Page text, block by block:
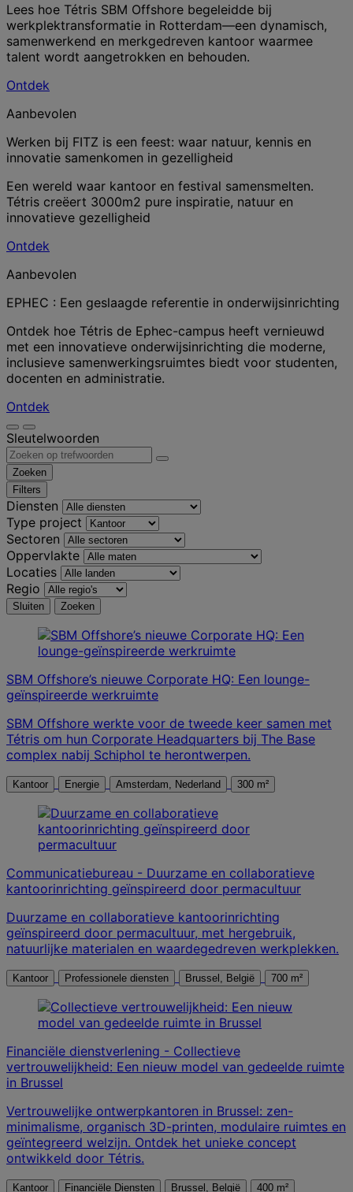
Lees hoe Tétris SBM Offshore begeleidde bij
werkplektransformatie in Rotterdam—een dynamisch,
samenwerkend en merkgedreven kantoor waarmee
talent wordt aangetrokken en behouden.
Ontdek
Aanbevolen
Werken bij FITZ is een feest: waar natuur, kennis en
innovatie samenkomen in gezelligheid
Een wereld waar kantoor en festival samensmelten.
Tétris creëert 3000m2 pure inspiratie, natuur en
innovatieve gezelligheid
Ontdek
Aanbevolen
EPHEC : Een geslaagde referentie in onderwijsinrichting
Ontdek hoe Tétris de Ephec-campus heeft vernieuwd
met een innovatieve onderwijsinrichting die moderne,
inclusieve samenwerkingsruimtes biedt voor studenten,
docenten en administratie.
Ontdek
Sleutelwoorden
Zoeken
Filters
Diensten
Type project
Sectoren
Oppervlakte
Locaties
Regio
Sluiten Zoeken
SBM Offshore’s nieuwe Corporate HQ: Een lounge-
geïnspireerde werkruimte
SBM Offshore werkte voor de tweede keer samen met
Tétris om hun Corporate Headquarters bij The Base
complex nabij Schiphol te herontwerpen.
Kantoor Energie Amsterdam, Nederland 300 m²
Communicatiebureau - Duurzame en collaboratieve
kantoorinrichting geïnspireerd door permacultuur
Duurzame en collaboratieve kantoorinrichting
geïnspireerd door permacultuur, met hergebruik,
natuurlijke materialen en waardegedreven werkplekken.
Kantoor Professionele diensten Brussel, België 700 m²
Financiële dienstverlening - Collectieve
vertrouwelijkheid: Een nieuw model van gedeelde ruimte
in Brussel
Vertrouwelijke ontwerpkantoren in Brussel: zen-
minimalisme, organisch 3D-printen, modulaire ruimtes en
geïntegreerd welzijn. Ontdek het unieke concept
ontwikkeld door Tétris.
Kantoor Financiële Diensten Brussel, België 400 m²